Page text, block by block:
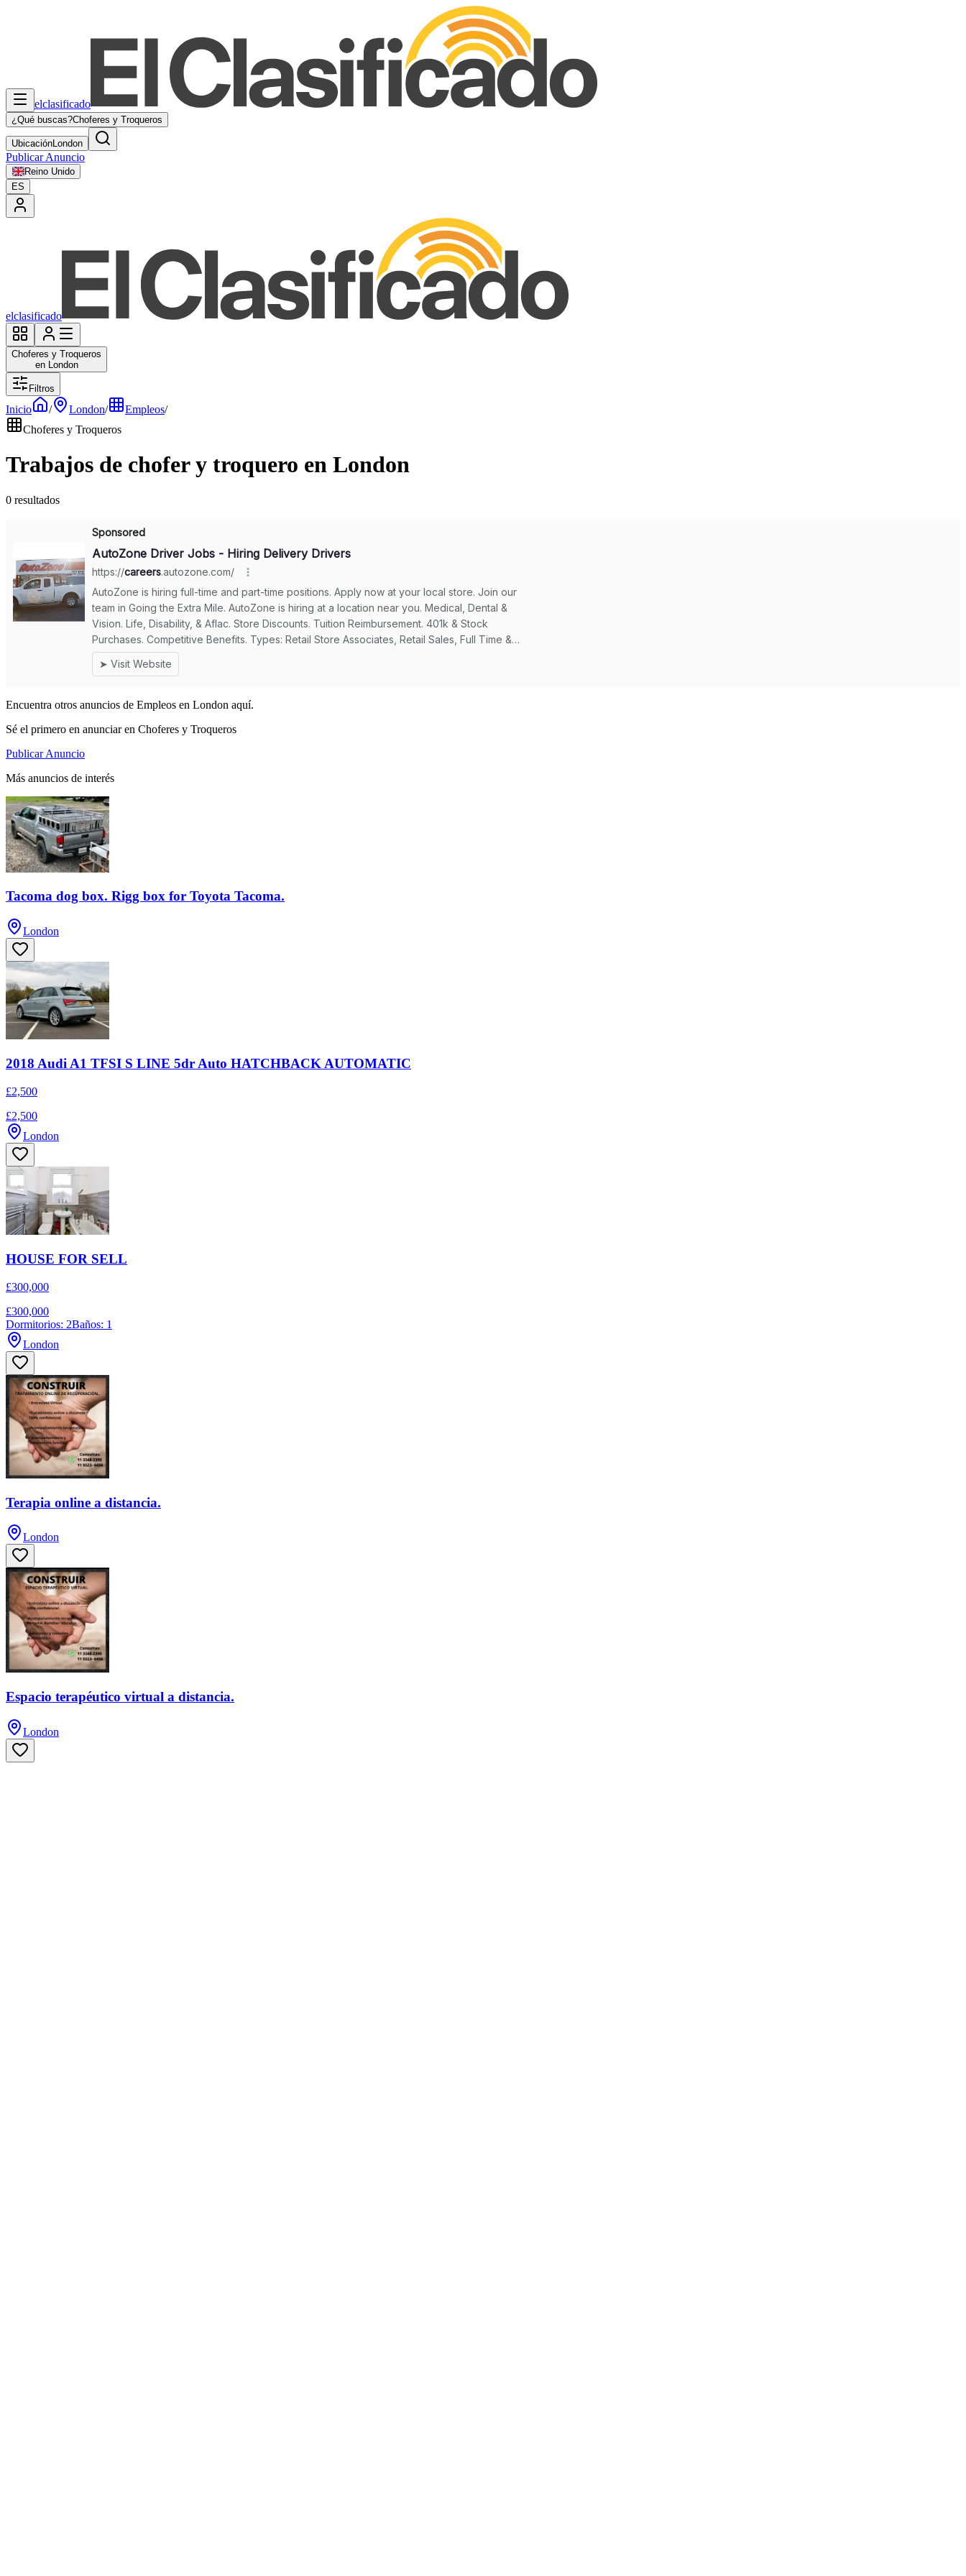
elclasificado
¿Qué buscas?Choferes y Troqueros
UbicaciónLondon
Publicar Anuncio
Reino Unido
ES
elclasificado
Choferes y Troqueros
en London
Filtros
Inicio / London/ Empleos/
Choferes y Troqueros
Trabajos de chofer y troquero en London
0 resultados
Encuentra otros anuncios de Empleos en London aquí.
Sé el primero en anunciar en Choferes y Troqueros
Publicar Anuncio
Más anuncios de interés
Tacoma dog box. Rigg box for Toyota Tacoma.
London
2018 Audi A1 TFSI S LINE 5dr Auto HATCHBACK AUTOMATIC
£2,500
£2,500
London
HOUSE FOR SELL
£300,000
£300,000
Dormitorios: 2Baños: 1
London
Terapia online a distancia.
London
Espacio terapéutico virtual a distancia.
London